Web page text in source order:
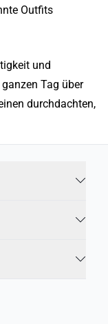
Outfits
und
Tag über
durchdachten,